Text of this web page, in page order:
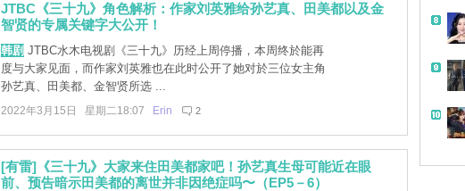
JTBC《三十九》角色解析：作家刘英雅给孙艺真、田美都以及金
智贤的专属关键字大公开！
韩剧 JTBC水木电视剧《三十九》历经上周停播，本周终於能再
度与大家见面，而作家刘英雅也在此时公开了她对於三位女主角
孙艺真、田美都、金智贤所选 ...
2022年3月15日 星期二18:07 Erin 2
[有雷]《三十九》大家来住田美都家吧！孙艺真生母可能近在眼
前、预告暗示田美都的离世并非因绝症吗〜（EP5－6）